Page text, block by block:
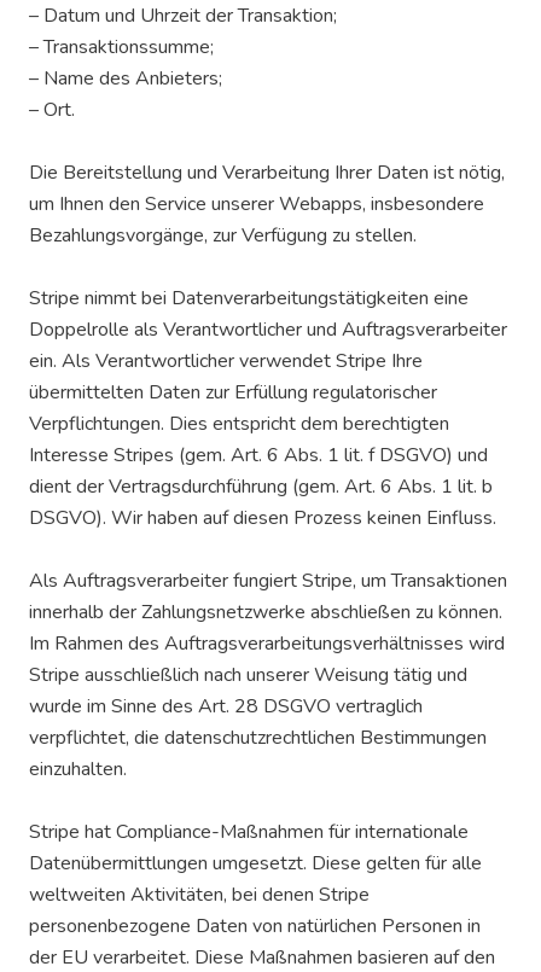
– Datum und Uhrzeit der Transaktion;
– Transaktionssumme;
– Name des Anbieters;
– Ort.
Die Bereitstellung und Verarbeitung Ihrer Daten ist nötig,
um Ihnen den Service unserer Webapps, insbesondere
Bezahlungsvorgänge, zur Verfügung zu stellen.
Stripe nimmt bei Datenverarbeitungstätigkeiten eine
Doppelrolle als Verantwortlicher und Auftragsverarbeiter
ein. Als Verantwortlicher verwendet Stripe Ihre
übermittelten Daten zur Erfüllung regulatorischer
Verpflichtungen. Dies entspricht dem berechtigten
Interesse Stripes (gem. Art. 6 Abs. 1 lit. f DSGVO) und
dient der Vertragsdurchführung (gem. Art. 6 Abs. 1 lit. b
DSGVO). Wir haben auf diesen Prozess keinen Einfluss.
Als Auftragsverarbeiter fungiert Stripe, um Transaktionen
innerhalb der Zahlungsnetzwerke abschließen zu können.
Im Rahmen des Auftragsverarbeitungsverhältnisses wird
Stripe ausschließlich nach unserer Weisung tätig und
wurde im Sinne des Art. 28 DSGVO vertraglich
verpflichtet, die datenschutzrechtlichen Bestimmungen
einzuhalten.
Stripe hat Compliance-Maßnahmen für internationale
Datenübermittlungen umgesetzt. Diese gelten für alle
weltweiten Aktivitäten, bei denen Stripe
personenbezogene Daten von natürlichen Personen in
der EU verarbeitet. Diese Maßnahmen basieren auf den